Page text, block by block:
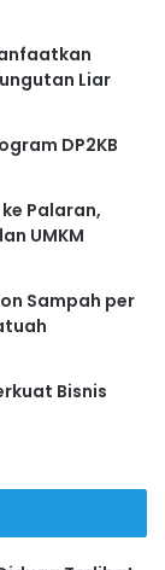
Liar
DP2KB
Palaran,
UMKM
Sampah per
Bisnis